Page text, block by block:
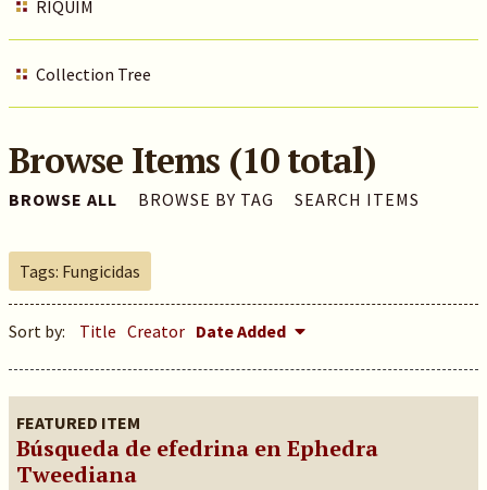
RIQUIM
Collection Tree
Browse Items (10 total)
BROWSE ALL BROWSE BY TAG SEARCH ITEMS
Tags: Fungicidas
Sort by: Title Creator Date Added
FEATURED ITEM
Búsqueda de efedrina en Ephedra
Tweediana